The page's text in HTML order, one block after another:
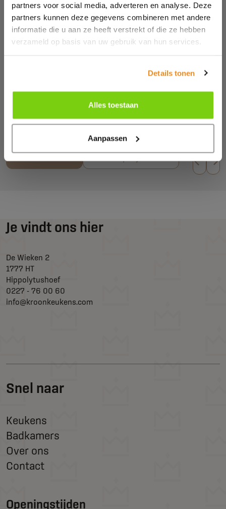
partners voor social media, adverteren en analyse. Deze
partners kunnen deze gegevens combineren met andere
informatie die u aan ze heeft verstrekt of die ze hebben
verzameld op basis van uw gebruik van hun services.
Details tonen
Alles toestaan
Aanpassen
Badkamer renovatie met warme
houtlook
Voor dit project hebben we een gedateerde badkamer
tegelbeeld. De ruimte was functioneel, maar voelde niet
veranderd in een warme en moderne ruimte. De combinatie
van houtlook tegels, lichte wandtegels, een dubbele
wastafel en een …
Bouwbedrijf
Lees meer Meer projecten
Snel naar
Keukens
Badkamers
Over ons
Contact
Je vindt ons hier
De Wieken 2
1777 HT
Hippolytushoef
0227 - 76 00 60
info@kroonkeukens.com
Openingstijden